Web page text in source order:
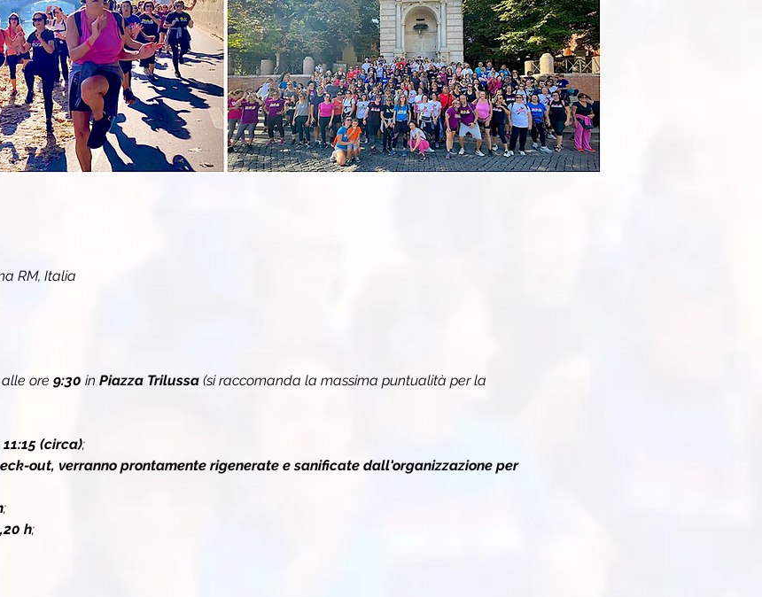
RM, Italia
ore 9:30 in Piazza Trilussa (si raccomanda la massima puntualità per la
11:15 (circa);
out, verranno prontamente rigenerate e sanificate dall'organizzazione per
;
h;